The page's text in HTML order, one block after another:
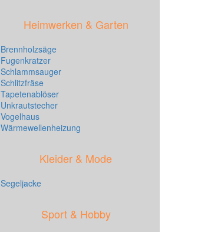
Heimwerken & Garten
Brennholzsäge
Fugenkratzer
Schlammsauger
Schlitzfräse
Tapetenablöser
Unkrautstecher
Vogelhaus
Wärmewellenheizung
Kleider & Mode
Segeljacke
Sport & Hobby